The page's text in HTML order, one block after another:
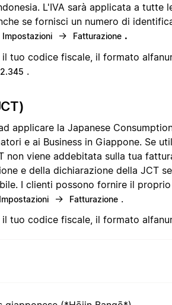
L'IVA sarà applicata a tutte
se fornisci un numero di
Impostazioni → Fatturazione .
il tuo codice fiscale, il formato
.
applicare la Japanese
e ai Business in Giappone. Se
non viene addebitata sulla tua
e della dichiarazione della JCT
I clienti possono fornire il
Impostazioni → Fatturazione .
il tuo codice fiscale, il formato